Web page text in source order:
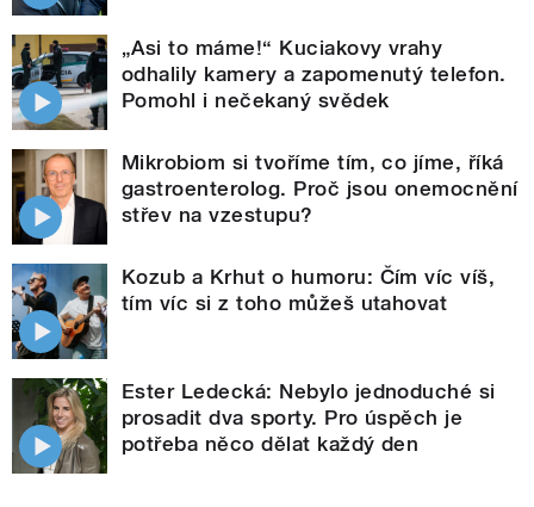
„Asi to máme!“ Kuciakovy vrahy
odhalily kamery a zapomenutý telefon.
Pomohl i nečekaný svědek
Mikrobiom si tvoříme tím, co jíme, říká
gastroenterolog. Proč jsou onemocnění
střev na vzestupu?
Kozub a Krhut o humoru: Čím víc víš,
tím víc si z toho můžeš utahovat
Ester Ledecká: Nebylo jednoduché si
prosadit dva sporty. Pro úspěch je
potřeba něco dělat každý den